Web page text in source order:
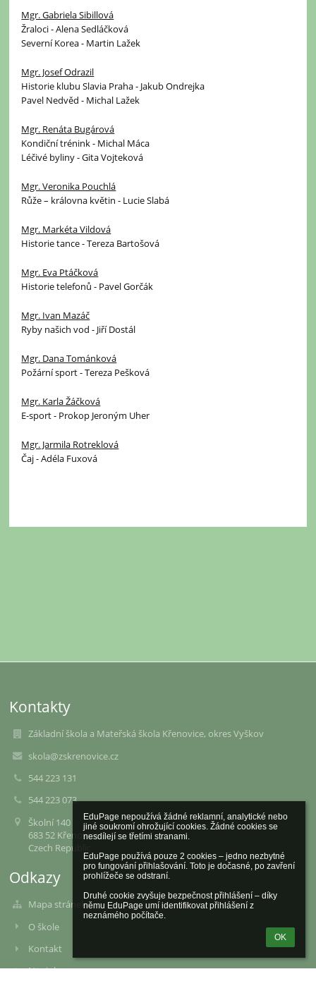
EduPage nepoužívá žádné reklamní, analytické nebo
jiné soukromí ohrožující cookies. Žádné cookies se
nesdílejí se třetími stranami.
EduPage používá pouze 2 cookies – jedno nezbytné
pro fungování přihlašování. Toto je dočasné, po zavření
prohlížeče se odstraní.
Druhé cookie zvyšuje bezpečnost přihlášení – díky
němu EduPage umí identifikovat přihlášení z
neznámého počítače.
OK
Mgr. Gabriela Sibillová
Žraloci - Alena Sedláčková
Severní Korea - Martin Lažek
Mgr. Josef Odrazil
Historie klubu Slavia Praha - Jakub Ondrejka
Pavel Nedvěd - Michal Lažek
Mgr. Renáta Bugárová
Kondiční trénink - Michal Máca
Léčivé byliny - Gita Vojteková
Mgr. Veronika Pouchlá
Růže – královna květin - Lucie Slabá
Mgr. Markéta Vildová
Historie tance - Tereza Bartošová
Mgr. Eva Ptáčková
Historie telefonů - Pavel Gorčák
Mgr. Ivan Mazáč
Ryby našich vod - Jiří Dostál
Mgr. Dana Tománková
Požární sport - Tereza Pešková
Mgr. Karla Žáčková
E-sport - Prokop Jeroným Uher
Mgr. Jarmila Rotreklová
Čaj - Adéla Fuxová
Kontakty
Základní škola a Mateřská škola Křenovice, okres Vyškov
skola@zskrenovice.cz
544 223 131
544 223 073
Školní 140
683 52 Křenovice
Czech Republic
Odkazy
Mapa stránek
O škole
Kontakt
Novinky